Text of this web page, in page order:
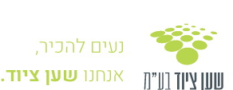
נעים להכיר,
אנחנו שען ציוד.